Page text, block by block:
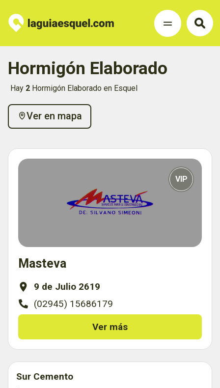
Hormigón Elaborado
Hay 2 Hormigón Elaborado en Esquel
Ver en mapa
VIP
Masteva
9 de Julio 2619
(02945) 15686179
Ver más
Sur Cemento